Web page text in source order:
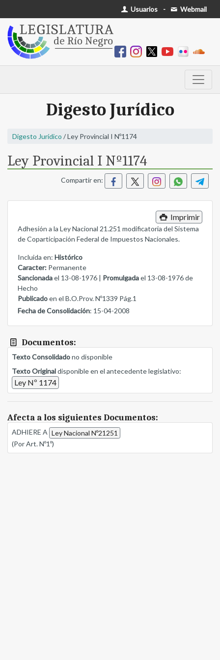
Usuarios - Webmail
Digesto Jurídico
Digesto Jurídico / Ley Provincial I Nº1174
Ley Provincial I Nº1174
Compartir en:
Imprimir
Adhesión a la Ley Nacional 21.251 modificatoria del Sistema
de Coparticipación Federal de Impuestos Nacionales.
Incluida en: Histórico
Caracter: Permanente
Sancionadael 13-08-1976 | Promulgadael 13-08-1976 de
Hecho
Publicadoen el B.O.Prov. Nº1339 Pág.1
Fecha de Consolidación: 15-04-2008
Documentos:
Texto Consolidadono disponible
Texto Originaldisponible en el antecedente legislativo:
Ley Nº 1174
Afecta a los siguientes Documentos:
ADHIERE A Ley Nacional Nº21251
(Por Art. Nº1º)